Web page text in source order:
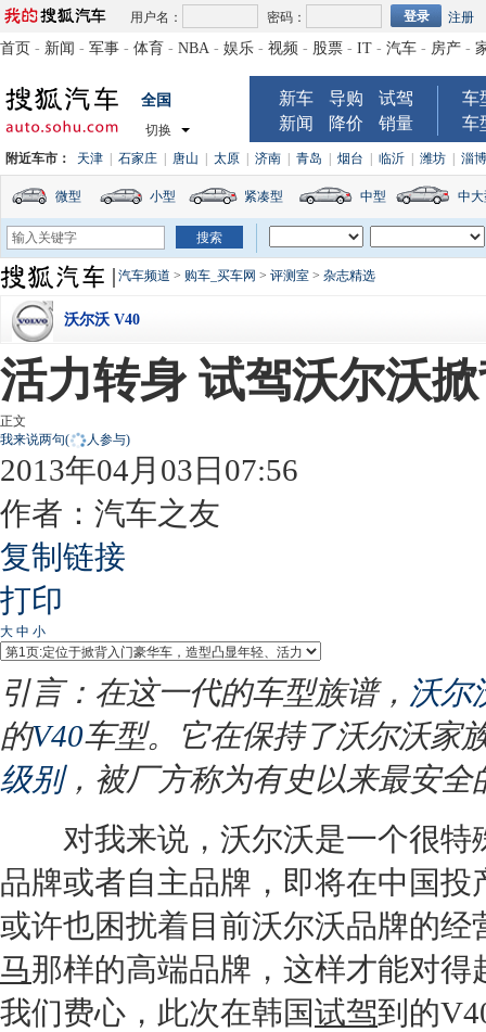
用户名： 密码： 注册
首页 - 新闻 - 军事 - 体育 - NBA - 娱乐 - 视频 - 股票 - IT - 汽车 - 房产 -
全国
切换
新车 导购
试驾
新闻
降价 销量
车
车
附近车市： 天津 石家庄 唐山 太原 济南 青岛 烟台 临沂 潍坊 淄博
微型 小型 紧凑型 中型 中
汽车频道 > 购车_买车网 > 评测室 > 杂志精选
沃尔沃 V40
活力转身 试驾沃尔沃
正文
我来说两句( 人参与)
2013年04月03日07:56
作者：汽车之友
复制链接
打印
大 中 小
引言：在这一代的车型族谱， 沃尔
的V40车型。它在保持了沃尔沃家
级别，被厂方称为有史以来最安全
对我来说， 沃尔沃是一个很特
品牌或者自主品牌，即将在中国
或许也困扰着目前沃尔沃品牌的经
马那样的高端品牌，这样才能对
我们费心，此次在韩国试驾到的